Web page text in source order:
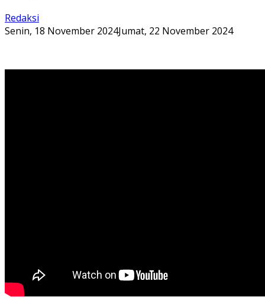
Redaksi
Senin, 18 November 2024Jumat, 22 November 2024